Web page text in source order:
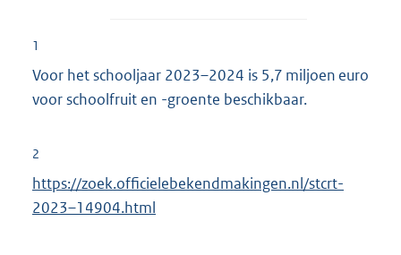
1
Voor het schooljaar 2023–2024 is 5,7 miljoen euro
voor schoolfruit en -groente beschikbaar.
2
https://zoek.officielebekendmakingen.nl/stcrt-
2023–14904.html